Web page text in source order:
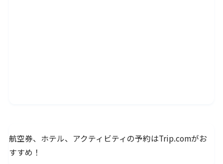
航空券、ホテル、アクティビティの予約はTrip.comがお
すすめ！